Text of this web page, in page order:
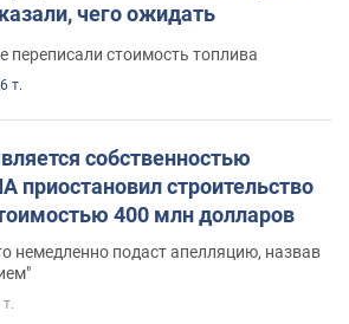
чего ожидать
переписали стоимость топлива
т.
собственностью
приостановил строительство
400 млн долларов
немедленно подаст апелляцию, назвав